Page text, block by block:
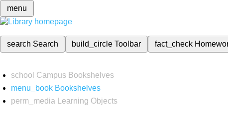
menu
search Search build_circleToolbar fact_check
school Campus Bookshelves
menu_book Bookshelves
perm_media
Learning Objects